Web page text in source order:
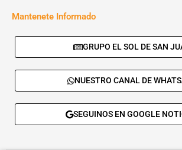
Mantenete Informado
GRUPO EL SOL DE SAN
NUESTRO CANAL DE
SEGUINOS EN GOOGLE